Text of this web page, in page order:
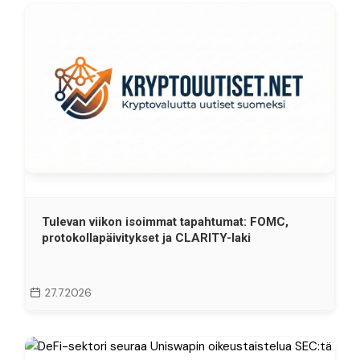
Tulevan viikon isoimmat tapahtumat: FOMC,
protokollapäivitykset ja CLARITY-laki
27.7.2026